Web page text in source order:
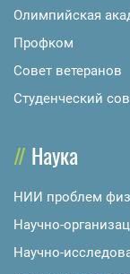
Олимпийская
Профком
Совет ветеранов
Студенческий
Наука
НИИ проблем
Научно-
Научно-